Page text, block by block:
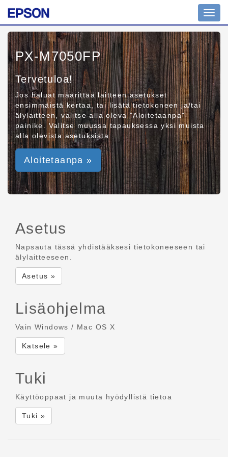
PX-M7050FP
Tervetuloa!
Jos haluat määrittää laitteen asetukset
ensimmäistä kertaa, tai lisätä tietokoneen ja/tai
älylaitteen, valitse alla oleva "Aloitetaanpa"-
painike. Valitse muussa tapauksessa yksi muista
alla olevista asetuksista.
Aloitetaanpa »
Asetus
Napsauta tässä yhdistääksesi tietokoneeseen tai
älylaitteeseen.
Asetus »
Lisäohjelma
Vain Windows / Mac OS X
Katsele »
Tuki
Käyttöoppaat ja muuta hyödyllistä tietoa
Tuki »